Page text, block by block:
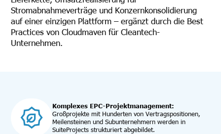
Stromabnahmeverträge und Konzernkonsolidierung
auf einer einzigen Plattform – ergänzt durch die Best
Practices von Cloudmaven für Cleantech-
Unternehmen.
Komplexes EPC-Projektmanagement:
Großprojekte mit Hunderten von Vertragspositionen,
Meilensteinen und Subunternehmern werden in
SuiteProjects strukturiert abgebildet.